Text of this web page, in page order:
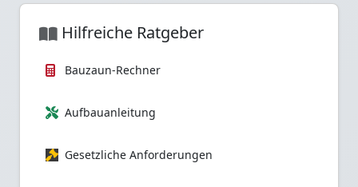
Hilfreiche Ratgeber
Bauzaun-Rechner
Aufbauanleitung
Gesetzliche Anforderungen